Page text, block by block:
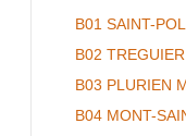
B01 SAINT-
B02
B03 PLURIEN
B04 MONT-